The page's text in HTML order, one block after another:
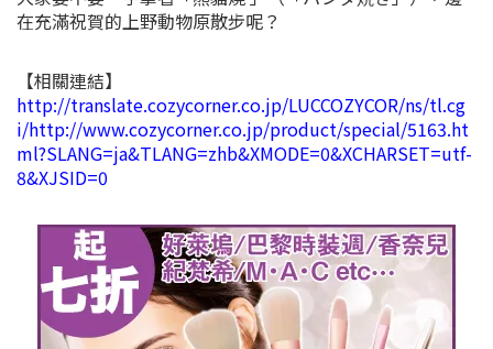
在充滿祝賀的上野動物原散步呢？
【相關連結】
http://translate.cozycorner.co.jp/LUCCOZYCOR/ns/tl.cg
i/http://www.cozycorner.co.jp/product/special/5163.ht
ml?SLANG=ja&TLANG=zhb&XMODE=0&XCHARSET=utf-
8&XJSID=0